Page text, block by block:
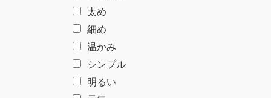
太め
細め
温かみ
シンプル
明るい